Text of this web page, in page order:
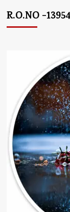
R.O.NO -